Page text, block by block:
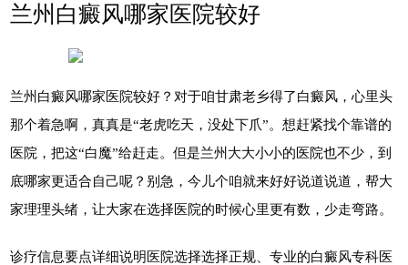
兰州白癜风哪家医院较好
兰州白癜风哪家医院较好？对于咱甘肃老乡得了白癜风，心里头
那个着急啊，真真是“老虎吃天，没处下爪”。想赶紧找个靠谱的
医院，把这“白魔”给赶走。但是兰州大大小小的医院也不少，到
底哪家更适合自己呢？别急，今儿个咱就来好好说道说道，帮大
家理理头绪，让大家在选择医院的时候心里更有数，少走弯路。
诊疗信息要点详细说明医院选择选择正规、专业的白癜风专科医